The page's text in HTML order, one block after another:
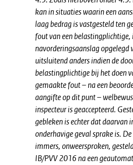
kan in situaties waarin een
laag bedrag is vastgesteld ten
fout van een belastingplichtige,
navorderingsaanslag opgelegd
uitsluitend anders indien de
belastingplichtige bij het doen
gemaakte fout – na een
aangifte op dit punt –
inspecteur is geaccepteerd.
gebleken is echter dat daarvan
onderhavige geval sprake is.
immers, onweersproken,
IB/PVV 2016 na een